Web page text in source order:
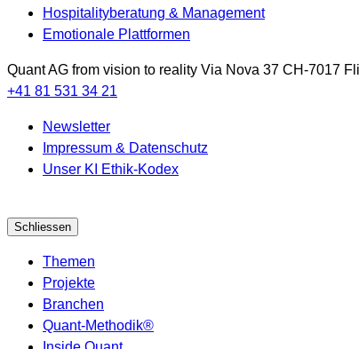
Hospitalityberatung & Management
Emotionale Plattformen
Quant AG from vision to reality Via Nova 37 CH-7017
+41 81 531 34 21
Newsletter
Impressum & Datenschutz
Unser KI Ethik-Kodex
Schliessen
Themen
Projekte
Branchen
Quant-Methodik®